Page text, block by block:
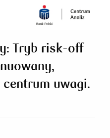
Tryb risk-off
uwagi.